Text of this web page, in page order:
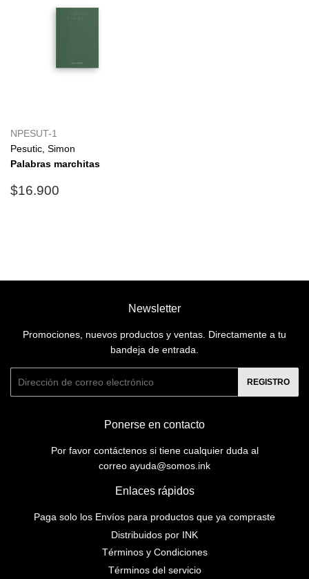
NPESUT-1
Pesutic, Simon
Palabras marchitas
Precio
$16.900
Newsletter
Promociones, nuevos productos y ventas. Directamente a tu
bandeja de entrada.
REGISTRO
Ponerse en contacto
Por favor contáctenos si tiene cualquier duda al
correo ayuda@somos.ink
Enlaces rápidos
Paga solo los Envíos para productos que ya compraste
Distribuidos por INK
Términos y Condiciones
Términos del servicio